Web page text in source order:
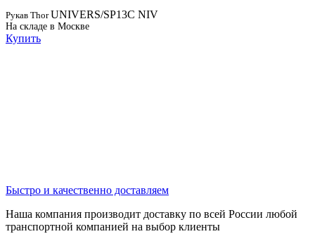
Рукав ThorUNIVERS/SP13C NIV
На складе в Москве
Купить
Быстро и качественно доставляем
Наша компания производит доставку по всей России любой
транспортной компанией на выбор клиенты